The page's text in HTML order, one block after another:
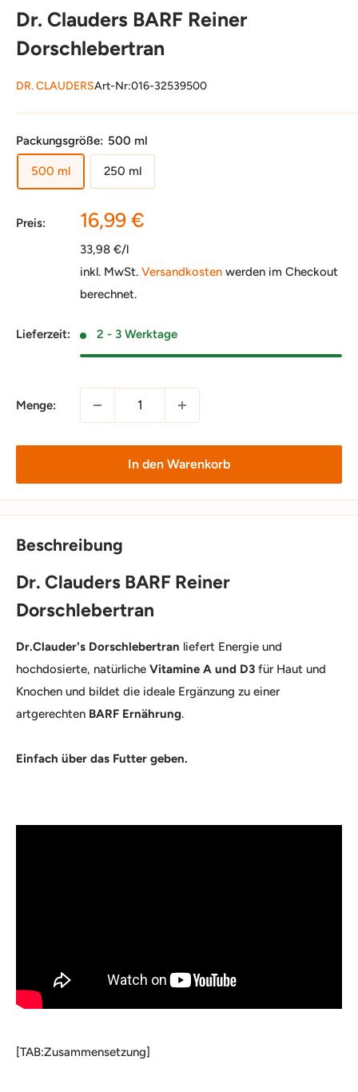
Dr. Clauders BARF Reiner
Dorschlebertran
DR. CLAUDERSArt-Nr:016-32539500
Packungsgröße: 500 ml
500 ml 250 ml
Preis: Sonderpreis
16,99 €
33,98 €/l
inkl. MwSt. Versandkosten werden im Checkout
berechnet.
Lieferzeit: 2 - 3 Werktage
Menge:
In den Warenkorb
Beschreibung
Dr. Clauders BARF Reiner
Dorschlebertran
Dr.Clauder's Dorschlebertran liefert Energie und
hochdosierte, natürliche Vitamine A und D3 für Haut und
Knochen und bildet die ideale Ergänzung zu einer
artgerechten BARF Ernährung.
Einfach über das Futter geben.
[TAB:Zusammensetzung]